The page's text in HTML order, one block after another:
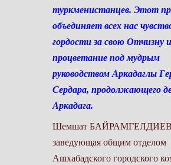
туркменистанцев. Этот
объединяет всех нас
гордости за свою Отчизну
процветание под мудрым
руководством Аркадаглы
Сердара, продолжающего
Аркадага.
Шемшат
заведующая общим отделом
Ашхабадского городского